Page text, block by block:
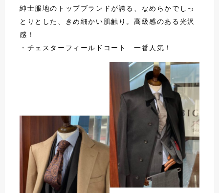
紳士服地のトップブランドが誇る、なめらかでしっ
とりとした、きめ細かい肌触り。高級感のある光沢
感！
・チェスターフィールドコート 一番人気！